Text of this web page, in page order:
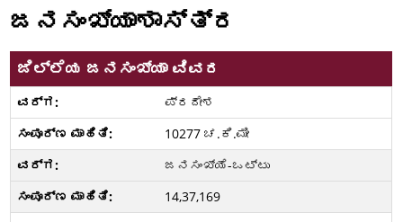
ಜನಸಂಖ್ಯಾಶಾಸ್ತ್ರ
ಜಿಲ್ಲೆಯ ಜನಸಂಖ್ಯಾ ವಿವರ
ಪ್ರದೇಶ
10277 ಚ.ಕಿ.ಮೀ
ಜನಸಂಖ್ಯೆ-ಒಟ್ಟು
14,37,169